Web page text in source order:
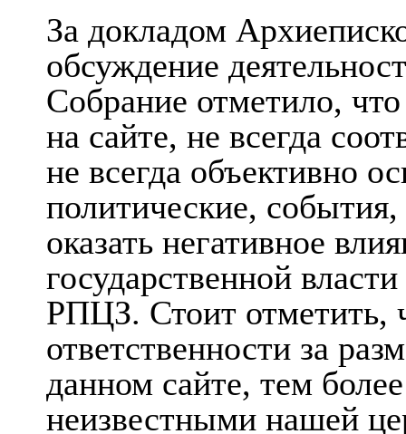
За докладом
обсуждение
Собрание отметило,
на сайте, не всегда
не всегда объективно
политические,
оказать негативное
государственной
РПЦЗ. Стоит отметить,
ответственности за
данном сайте, тем
неизвестными нашей